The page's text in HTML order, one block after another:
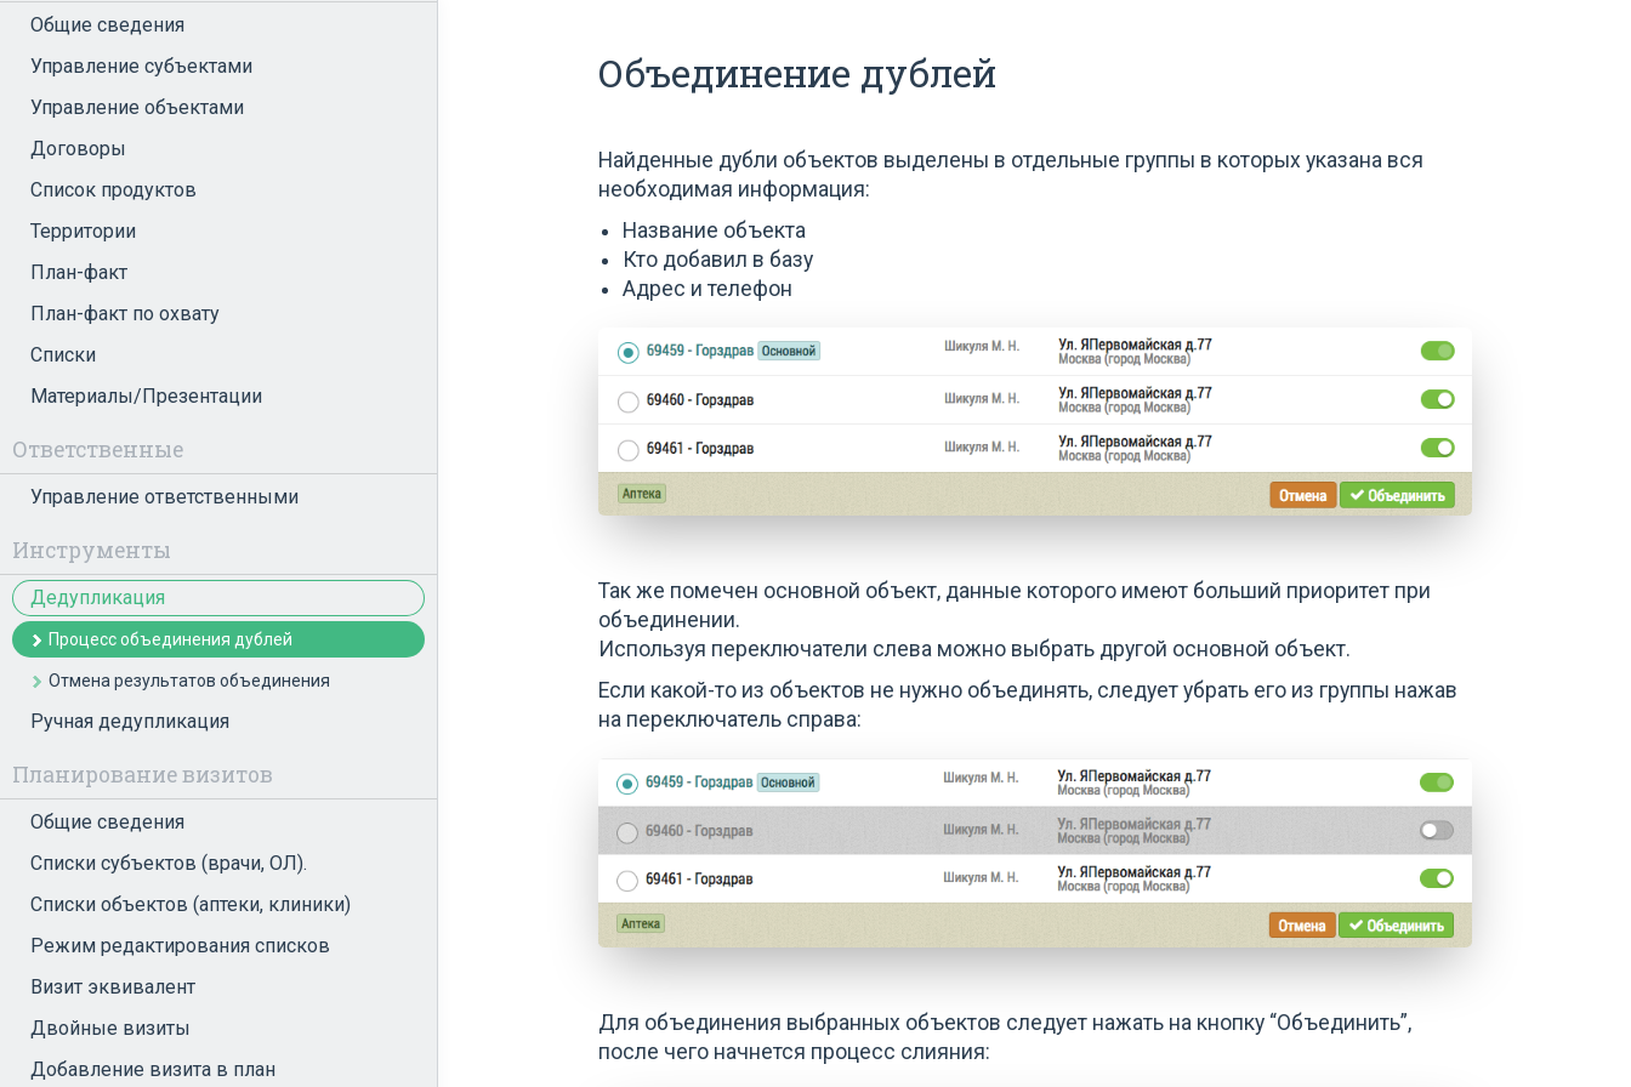
Общие сведения
Управление субъектами
Управление объектами
Договоры
Список продуктов
Территории
План-факт
План-факт по охвату
Списки
Материалы/Презентации
Ответственные
Управление ответственными
Инструменты
Дедупликация
Процесс объединения дублей
Отмена результатов объединения
Ручная дедупликация
Планирование визитов
Общие сведения
Списки субъектов (врачи, ОЛ).
Списки объектов (аптеки, клиники)
Режим редактирования списков
Визит эквивалент
Двойные визиты
Добавление визита в план
Объединение дублей
Найденные дубли объектов выделены в отдельные группы в которых указана вся
необходимая информация:
Название объекта
Кто добавил в базу
Адрес и телефон
Так же помечен основной объект, данные которого имеют больший приоритет при
объединении.
Используя переключатели слева можно выбрать другой основной объект.
Если какой-то из объектов не нужно объединять, следует убрать его из группы нажав
на переключатель справа:
Для объединения выбранных объектов следует нажать на кнопку “Объединить”,
после чего начнется процесс слияния: